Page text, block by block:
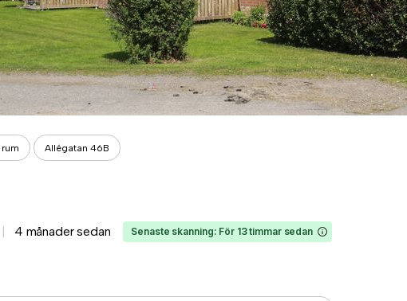
rum Allégatan 46B
4 månader sedan Senaste skanning: För 13 timmar sedan